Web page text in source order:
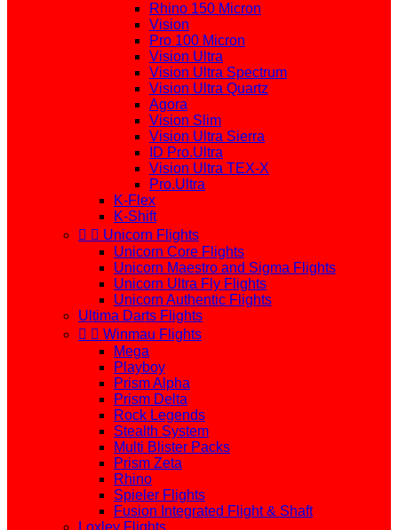
Rhino 150 Micron
Vision
Pro 100 Micron
Vision Ultra
Vision Ultra Spectrum
Vision Ultra Quartz
Agora
Vision Slim
Vision Ultra Sierra
ID Pro.Ultra
Vision Ultra TEX-X
Pro.Ultra
K-Flex
K-Shift
  Unicorn Flights
Unicorn Core Flights
Unicorn Maestro and Sigma Flights
Unicorn Ultra Fly Flights
Unicorn Authentic Flights
Ultima Darts Flights
  Winmau Flights
Mega
Playboy
Prism Alpha
Prism Delta
Rock Legends
Stealth System
Multi Blister Packs
Prism Zeta
Rhino
Spieler Flights
Fusion Integrated Flight & Shaft
Loxley Flights